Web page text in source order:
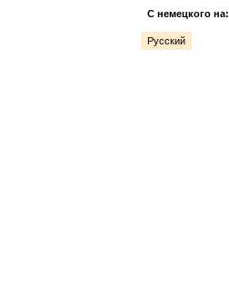
С немецкого на:
Русский